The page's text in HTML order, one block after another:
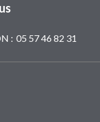
: 05 57 46 82 31